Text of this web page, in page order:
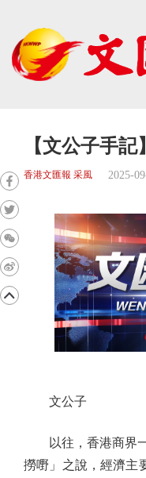
【文公子手
香港文匯報 采風 2025-
文公子
以往，香港商界一
撈嘢」之說，經濟主